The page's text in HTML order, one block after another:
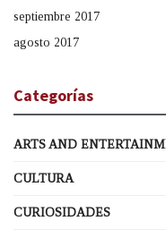
septiembre 2017
agosto 2017
Categorías
ARTS AND
CULTURA
CURIOSIDADES